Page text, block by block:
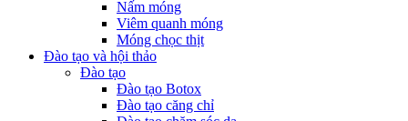
Nấm móng
Viêm quanh móng
Móng chọc thịt
Đào tạo và hội thảo
Đào tạo
Đào tạo Botox
Đào tạo căng chỉ